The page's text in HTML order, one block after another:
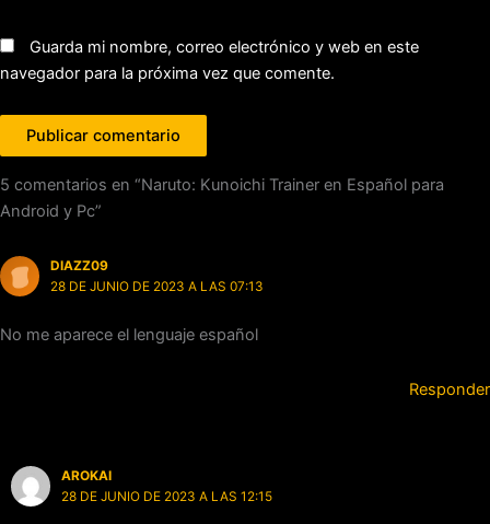
Guarda mi nombre, correo electrónico y web en este
navegador para la próxima vez que comente.
5 comentarios en “Naruto: Kunoichi Trainer en Español para
Android y Pc”
DIAZZ09
28 DE JUNIO DE 2023 A LAS 07:13
No me aparece el lenguaje español
Responder
AROKAI
28 DE JUNIO DE 2023 A LAS 12:15